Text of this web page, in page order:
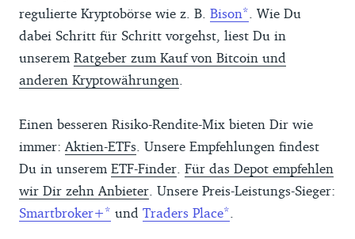
regulierte Kryptobörse wie z. B. Bison
. Wie Du
dabei Schritt für Schritt vorgehst, liest Du in
unserem Ratgeber zum Kauf von Bitcoin und
anderen Kryptowährungen
Einen besseren Risiko-Rendite-Mix bieten Dir wie
immer: Aktien-ETFs . Unsere Empfehlungen findest
Du in unserem ETF-Finder Für das Depot empfehlen
wir Dir zehn Anbieter . Unsere Preis-Leistungs-Sieger:
Smartbroker+
und Traders Place